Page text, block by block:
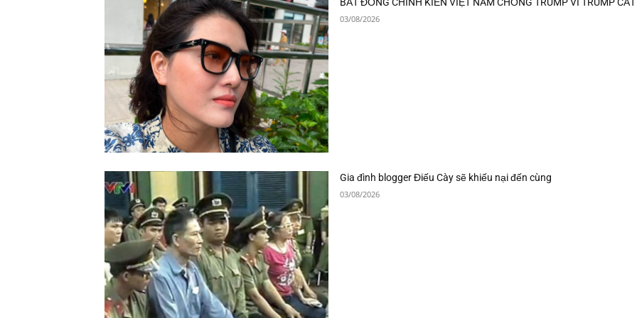
BẤT ĐỒNG CHÍNH KIẾN VIỆT NAM CHỐNG TRUMP VÌ TRUMP
03/08/2026
Gia đình blogger Điếu Cày sẽ khiếu nại đến cùng
03/08/2026